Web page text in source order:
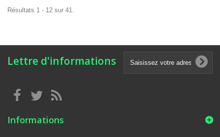
Résultats 1 - 12 sur 41.
Lettre d'informations
Informations